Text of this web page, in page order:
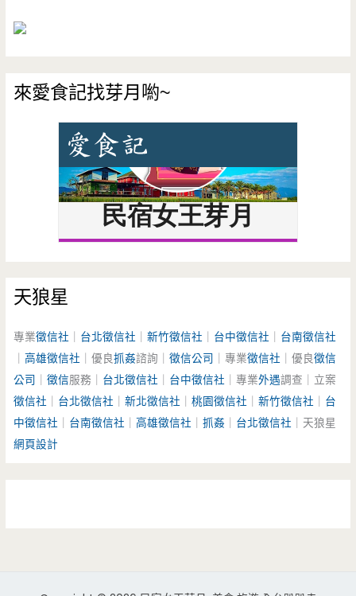
來愛食記找芽月喲~
天狼星
專業徵信社 台北徵信社 ｜新竹徵信社 台中徵信社
台南徵信社
｜高雄徵信社 ｜優良抓姦諮詢｜徵信公司 ｜專業徵信社 ｜優良徵信
公司
｜徵信服務｜ 台北徵信社 台中徵信社 ｜專業外遇調查｜立案
徵信社
台北徵信社 ｜新北徵信社 ｜桃園徵信社 ｜新竹徵信社
台
中徵信社
台南徵信社 ｜高雄徵信社 ｜抓姦 台北徵信社 ｜天狼星
網頁設計